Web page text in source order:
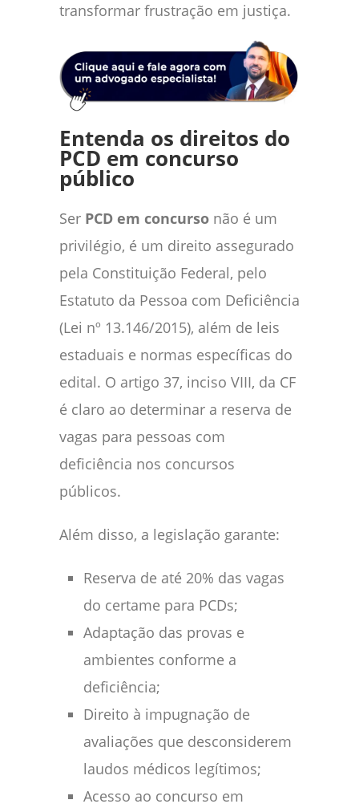
transformar frustração em justiça.
Entenda os direitos do
PCD em concurso
público
Ser PCD em concurso não é um
privilégio, é um direito assegurado
pela Constituição Federal, pelo
Estatuto da Pessoa com Deficiência
(Lei nº 13.146/2015), além de leis
estaduais e normas específicas do
edital. O artigo 37, inciso VIII, da CF
é claro ao determinar a reserva de
vagas para pessoas com
deficiência nos concursos
públicos.
Além disso, a legislação garante:
Reserva de até 20% das vagas
do certame para PCDs;
Adaptação das provas e
ambientes conforme a
deficiência;
Direito à impugnação de
avaliações que desconsiderem
laudos médicos legítimos;
Acesso ao concurso em